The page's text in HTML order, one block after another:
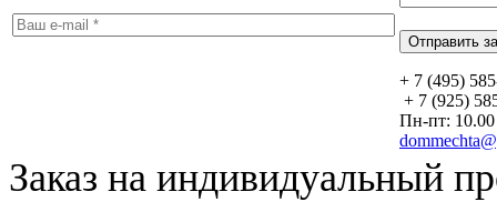
+ 7 (495)
+ 7 (925)
Пн-пт: 10.00
Заказ на индивидуальный